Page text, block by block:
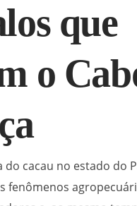
que
o
do cacau no estado do
fenômenos